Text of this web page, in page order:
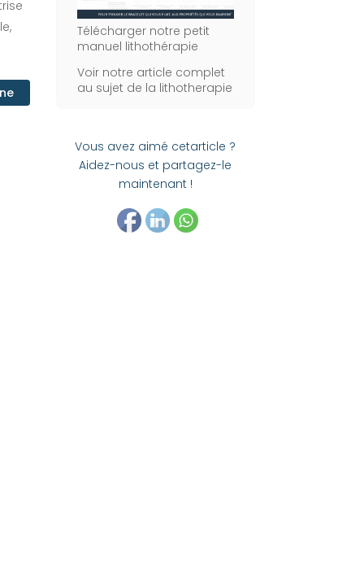
Télécharger notre petit
manuel lithothérapie
Voir notre article complet
au sujet de la lithotherapie
Vous avez aimé cetarticle ?
Aidez-nous et partagez-le
maintenant !